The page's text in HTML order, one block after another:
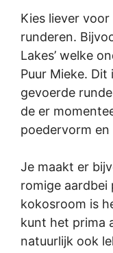
Kies liever
runderen.
Lakes’ welke
Puur Mieke.
gevoerde
de er
poedervorm en
Je maakt er
romige aardbei
kokosroom is
kunt het prima
natuurlijk ook